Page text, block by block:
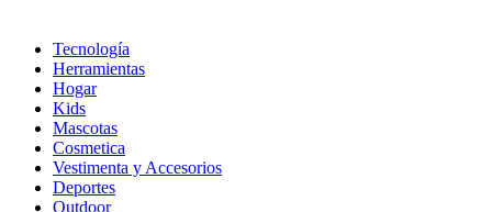
Tecnología
Herramientas
Hogar
Kids
Mascotas
Cosmetica
Vestimenta y Accesorios
Deportes
Outdoor